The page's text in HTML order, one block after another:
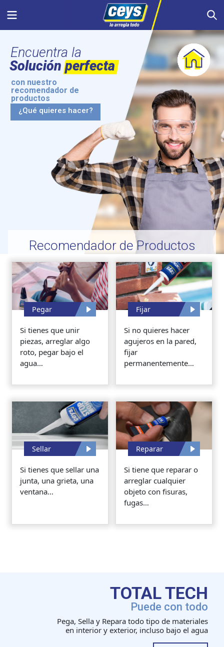
Menu
Encuentra la
con nuestro
recomendador de
productos
¿Qué quieres hacer?
Solución perfecta
Recomendador de Productos
Pegar
Si tienes que unir
piezas, arreglar algo
roto, pegar bajo el
agua…
Fijar
Si no quieres hacer
agujeros en la pared,
fijar
permanentemente…
Sellar
Si tienes que sellar una
junta, una grieta, una
ventana…
Reparar
Si tiene que reparar o
arreglar cualquier
objeto con fisuras,
fugas…
TOTAL TECH
Puede con todo
Pega, Sella y Repara todo tipo de materiales
en interior y exterior, incluso bajo el agua